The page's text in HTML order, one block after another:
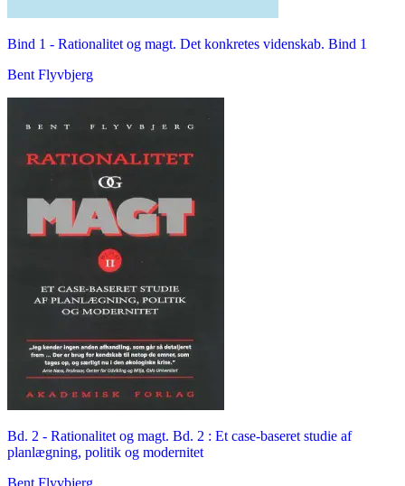
Bind 1 - Rationalitet og magt. Det konkretes videnskab. Bind 1
Bent Flyvbjerg
Bd. 2 - Rationalitet og magt. Bd. 2 : Et case-baseret studie af
planlægning, politik og modernitet
Bent Flyvbjerg